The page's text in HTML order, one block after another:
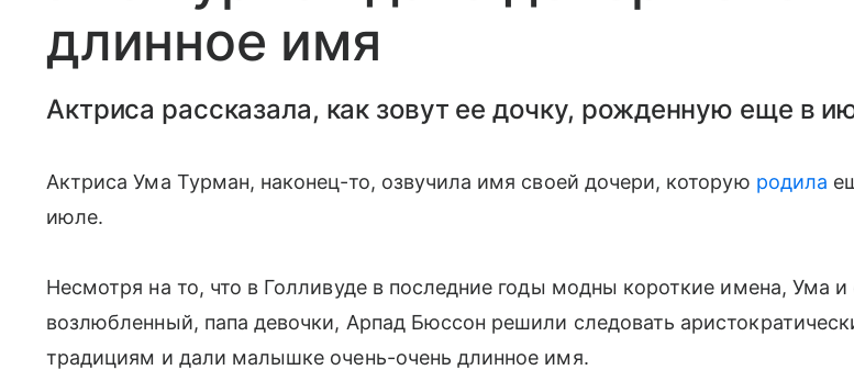
длинное имя
Актриса рассказала, как зовут ее дочку, рожденную еще в
Актриса Ума Турман, наконец-то, озвучила имя своей дочери, которую родила
июле.
Несмотря на то, что в Голливуде в последние годы модны короткие имена, Ума и
возлюбленный, папа девочки, Арпад Бюссон решили следовать
традициям и дали малышке очень-очень длинное имя.